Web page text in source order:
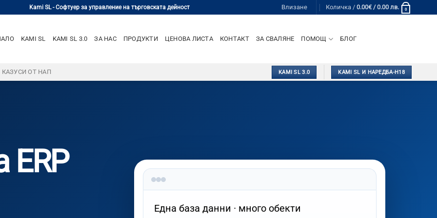
Kami SL - Софтуер за управление на търговската дейност Влизане Количка / 0.00€/ 0.00 лв. 0
KAMI SL KAMI SL 3.0 ЗА НАС ПРОДУКТИ ЦЕНОВА ЛИСТА КОНТАКТ ЗА СВАЛЯНЕ ПОМОЩ БЛОГ
КАЗУСИ ОТ НАП KAMI SL 3.0 KAMI SL И НАРЕДБА-Н18
ERP
Една база данни · много обекти